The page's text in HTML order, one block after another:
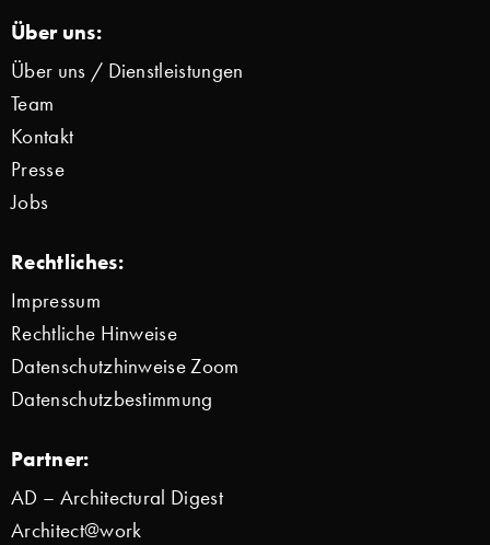
Über uns:
Über uns / Dienstleistungen
Team
Kontakt
Presse
Jobs
Rechtliches:
Impressum
Rechtliche Hinweise
Datenschutzhinweise Zoom
Datenschutzbestimmung
Partner:
AD – Architectural Digest
Architect@work